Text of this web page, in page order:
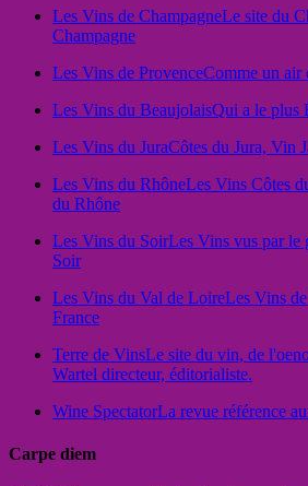
Les Vins de ChampagneLe site du
Champagne
Les Vins de ProvenceComme un air
Les Vins du BeaujolaisQui a le plus
Les Vins du JuraCôtes du Jura, Vin
Les Vins du RhôneLes Vins Côtes
du Rhône
Les Vins du SoirLes Vins vus par le
Soir
Les Vins du Val de LoireLes Vins
France
Terre de VinsLe site du vin, de
Wartel directeur, éditorialiste.
Wine SpectatorLa revue référence
Carpe diem